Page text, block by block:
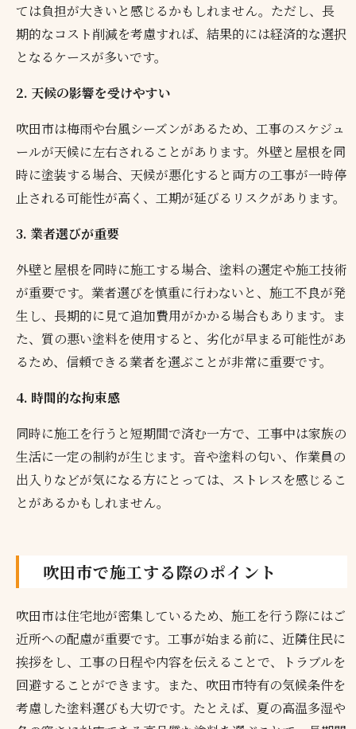
ては負担が大きいと感じるかもしれません。ただし、長
期的なコスト削減を考慮すれば、結果的には経済的な選択
となるケースが多いです。
2. 天候の影響を受けやすい
吹田市は梅雨や台風シーズンがあるため、工事のスケジュ
ールが天候に左右されることがあります。外壁と屋根を同
時に塗装する場合、天候が悪化すると両方の工事が一時停
止される可能性が高く、工期が延びるリスクがあります。
3. 業者選びが重要
外壁と屋根を同時に施工する場合、塗料の選定や施工技術
が重要です。業者選びを慎重に行わないと、施工不良が発
生し、長期的に見て追加費用がかかる場合もあります。ま
た、質の悪い塗料を使用すると、劣化が早まる可能性があ
るため、信頼できる業者を選ぶことが非常に重要です。
4. 時間的な拘束感
同時に施工を行うと短期間で済む一方で、工事中は家族の
生活に一定の制約が生じます。音や塗料の匂い、作業員の
出入りなどが気になる方にとっては、ストレスを感じるこ
とがあるかもしれません。
吹田市で施工する際のポイント
吹田市は住宅地が密集しているため、施工を行う際にはご
近所への配慮が重要です。工事が始まる前に、近隣住民に
挨拶をし、工事の日程や内容を伝えることで、トラブルを
回避することができます。また、吹田市特有の気候条件を
考慮した塗料選びも大切です。たとえば、夏の高温多湿や